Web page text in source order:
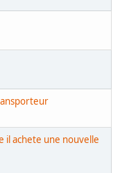
il achete une nouvelle